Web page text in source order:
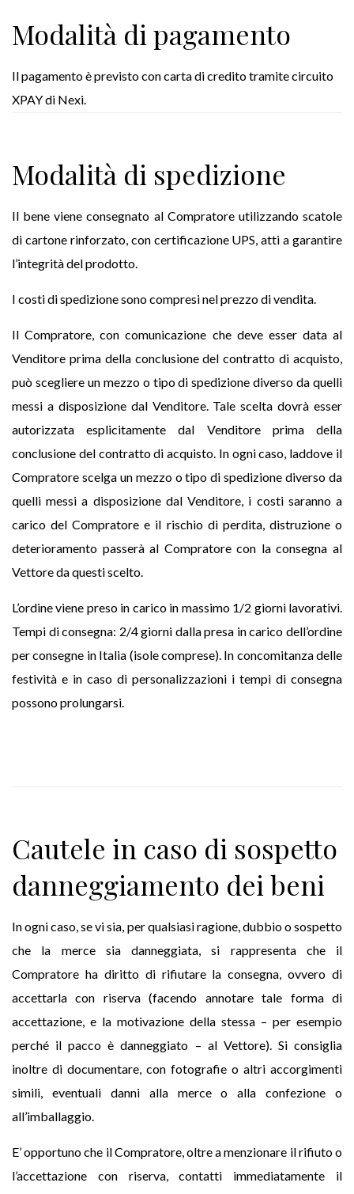
Modalità di pagamento
Il pagamento è previsto con carta di credito tramite circuito
XPAY di Nexi.
Modalità di spedizione
Il bene viene consegnato al Compratore utilizzando scatole
di cartone rinforzato, con certificazione UPS, atti a garantire
l’integrità del prodotto.
I costi di spedizione sono compresi nel prezzo di vendita.
Il Compratore, con comunicazione che deve esser data al
Venditore prima della conclusione del contratto di acquisto,
può scegliere un mezzo o tipo di spedizione diverso da quelli
messi a disposizione dal Venditore. Tale scelta dovrà esser
autorizzata esplicitamente dal Venditore prima della
conclusione del contratto di acquisto. In ogni caso, laddove il
Compratore scelga un mezzo o tipo di spedizione diverso da
quelli messi a disposizione dal Venditore, i costi saranno a
carico del Compratore e il rischio di perdita, distruzione o
deterioramento passerà al Compratore con la consegna al
Vettore da questi scelto.
L’ordine viene preso in carico in massimo 1/2 giorni lavorativi.
Tempi di consegna: 2/4 giorni dalla presa in carico dell’ordine
per consegne in Italia (isole comprese). In concomitanza delle
festività e in caso di personalizzazioni i tempi di consegna
possono prolungarsi.
Cautele in caso di sospetto
danneggiamento dei beni
In ogni caso, se vi sia, per qualsiasi ragione, dubbio o sospetto
che la merce sia danneggiata, si rappresenta che il
Compratore ha diritto di rifiutare la consegna, ovvero di
accettarla con riserva (facendo annotare tale forma di
accettazione, e la motivazione della stessa – per esempio
perché il pacco è danneggiato – al Vettore). Si consiglia
inoltre di documentare, con fotografie o altri accorgimenti
simili, eventuali danni alla merce o alla confezione o
all’imballaggio.
E’ opportuno che il Compratore, oltre a menzionare il rifiuto o
l’accettazione con riserva, contatti immediatamente il